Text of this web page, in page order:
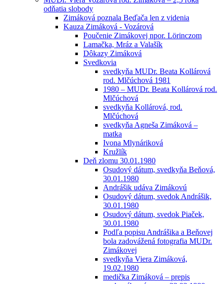
odňatia slobody
Zimáková poznala Beďača len z videnia
Kauza Zimáková - Vozárová
Poučenie Zimákovej npor. Lörinczom
Lamačka, Mráz a Valašík
Dôkazy Zimáková
Svedkovia
svedkyňa MUDr. Beata Kollárová
rod. Mlčúchová 1981
1980 – MUDr. Beata Kollárová rod.
Mlčúchová
svedkyňa Kollárová, rod.
Mlčúchová
svedkyňa Agneša Zimáková –
matka
Ivona Mlynáriková
Kružlík
Deň zlomu 30.01.1980
Osudový dátum, svedkyňa Beňová,
30.01.1980
Andrášik udáva Zimákovú
Osudový dátum, svedok Andrášik,
30.01.1980
Osudový dátum, svedok Piaček,
30.01.1980
Podľa popisu Andrášika a Beňovej
bola zadovážená fotografia MUDr.
Zimákovej
svedkyňa Viera Zimáková,
19.02.1980
medička Zimáková – prepis